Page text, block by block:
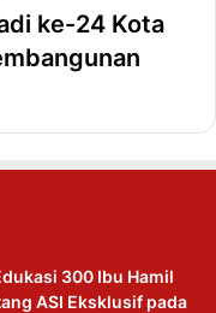
ke-24 Kota
300 Ibu Hamil
ASI Eksklusif pada